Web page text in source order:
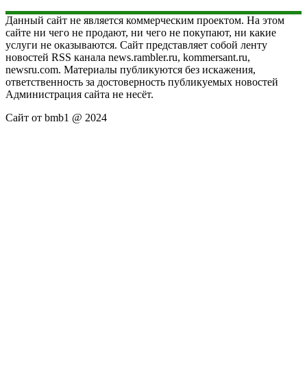
Данный сайт не является коммерческим проектом. На этом
сайте ни чего не продают, ни чего не покупают, ни какие
услуги не оказываются. Сайт представляет собой ленту
новостей RSS канала news.rambler.ru, kommersant.ru,
newsru.com. Материалы публикуются без искажения,
ответственность за достоверность публикуемых новостей
Администрация сайта не несёт.
Сайт от bmb1 @ 2024